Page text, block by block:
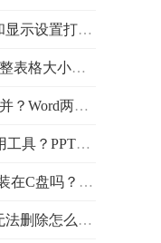
么办？个性化和显示设
调整表格大小的方法
格怎样拼接无缝隙？
加常用工具的方法
可以不安装在C盘吗？
打印任务一直显示正